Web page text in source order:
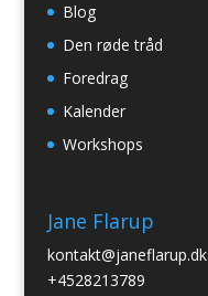
Blog
Den røde tråd
Foredrag
Kalender
Workshops
Jane Flarup
kontakt@janeflarup.dk
+4528213789